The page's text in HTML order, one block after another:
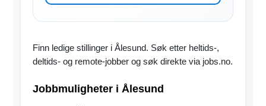
Finn ledige stillinger i Ålesund. Søk etter heltids-,
deltids- og remote-jobber og søk direkte via jobs.no.
Jobbmuligheter i Ålesund